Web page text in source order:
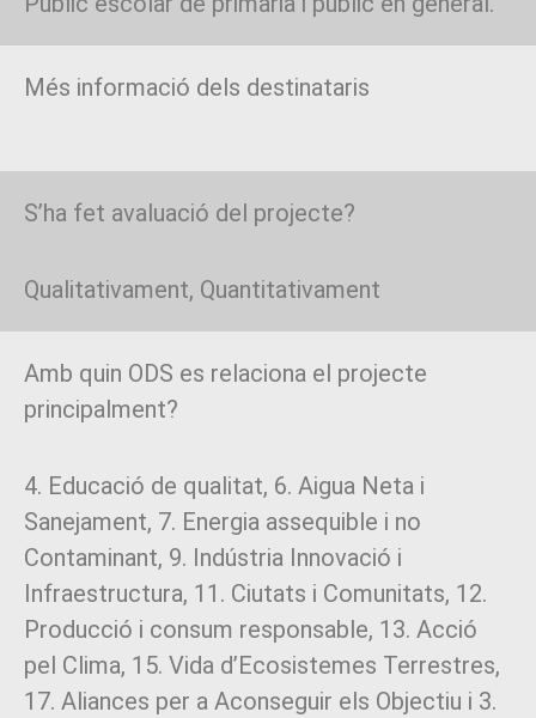
Més informació dels destinataris
S’ha fet avaluació del projecte?
Qualitativament, Quantitativament
Amb quin ODS es relaciona el projecte
principalment?
4. Educació de qualitat, 6. Aigua Neta i
Sanejament, 7. Energia assequible i no
Contaminant, 9. Indústria Innovació i
Infraestructura, 11. Ciutats i Comunitats, 12.
Producció i consum responsable, 13. Acció
pel Clima, 15. Vida d’Ecosistemes Terrestres,
17. Aliances per a Aconseguir els Objectiu i 3.